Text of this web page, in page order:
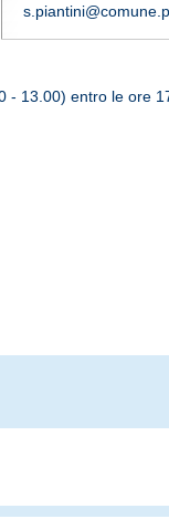
- 13.00) entro le ore